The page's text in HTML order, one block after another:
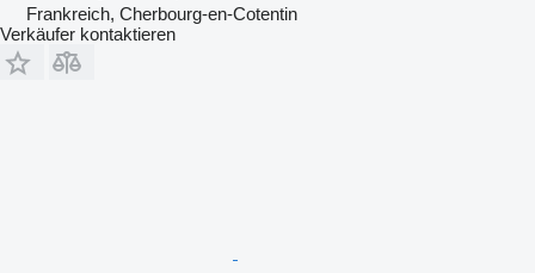
Frankreich, Cherbourg-en-Cotentin
Verkäufer kontaktieren